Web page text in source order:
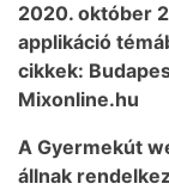
2020. október
applikáció
cikkek:
Mixonline.hu
A Gyermekút
állnak